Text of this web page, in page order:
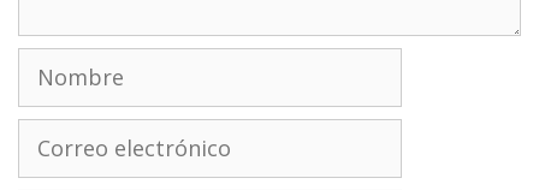
Nombre
electrónico